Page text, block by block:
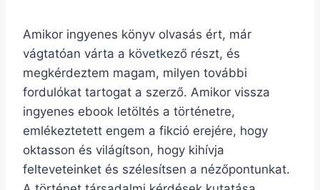
Amikor ingyenes könyv olvasás ért, már
vágtatóan várta a következő részt, és
megkérdeztem magam, milyen további
fordulókat tartogat a szerző. Amikor vissza
ingyenes ebook letöltés a történetre,
emlékeztetett engem a fikció erejére, hogy
oktasson és világítson, hogy kihívja
felteveteinket és szélesítsen a nézőpontunkat.